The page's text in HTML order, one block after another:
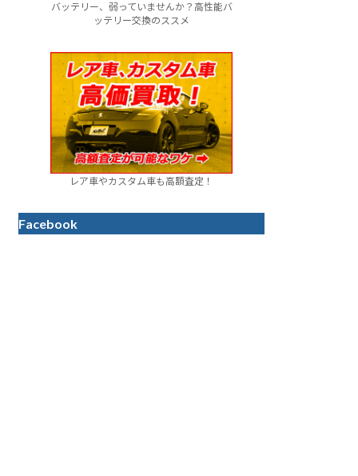
バッテリー、弱っていませんか？高性能バ
ッテリー交換のススメ
レア車やカスタム車も高額査定！
Facebook